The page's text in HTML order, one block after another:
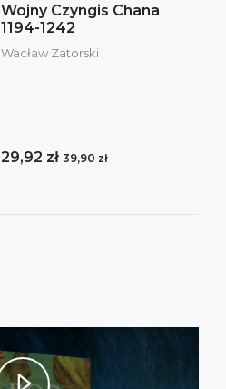
Wojny Czyngis Chana
1194-1242
Wacław Zatorski
29,92 zł 39,90 zł